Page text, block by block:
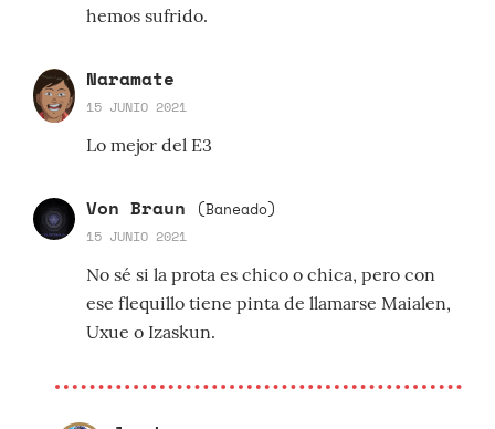
hemos sufrido.
Naramate
15 JUNIO 2021
Lo mejor del E3
Von Braun (Baneado)
15 JUNIO 2021
No sé si la prota es chico o chica, pero con
ese flequillo tiene pinta de llamarse Maialen,
Uxue o Izaskun.